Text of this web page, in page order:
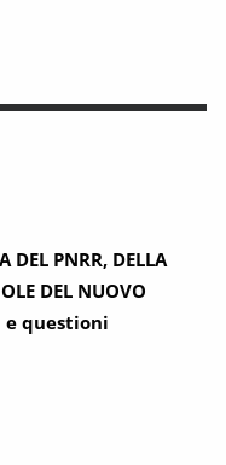
DEL PNRR, DELLA
DEL NUOVO
e questioni